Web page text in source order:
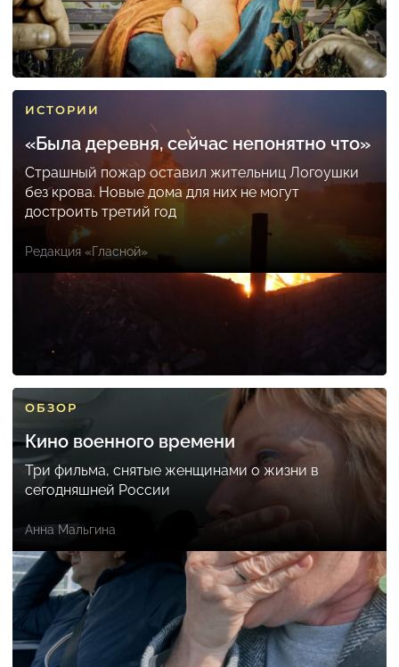
ИСТОРИИ
«Была деревня, сейчас непонятно что»
Страшный пожар оставил жительниц Логоушки
без крова. Новые дома для них не могут
достроить третий год
Редакция «Гласной»
ОБЗОР
Кино военного времени
Три фильма, снятые женщинами о жизни в
сегодняшней России
Анна Мальгина